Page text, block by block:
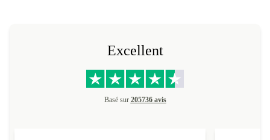
Excellent
Basé sur 205736 avis